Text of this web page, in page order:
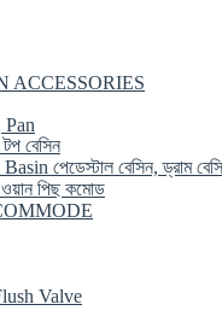
ACCESSORIES
বেসিন
পেডেস্টাল বেসিন, ড্রাম
পিছ কমোড
Valve